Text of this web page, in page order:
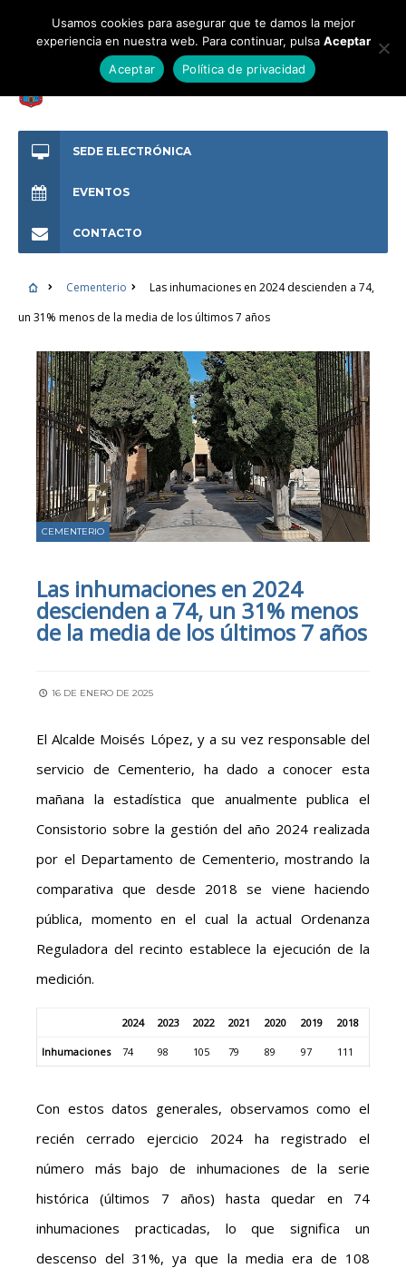
SEDE ELECTRÓNICA
EVENTOS
CONTACTO
Cementerio
Las inhumaciones en 2024 descienden a 74,
un 31% menos de la media de los últimos 7 años
CEMENTERIO
Las inhumaciones en 2024
descienden a 74, un 31% menos
de la media de los últimos 7 años
16 DE ENERO DE 2025
El Alcalde Moisés López, y a su vez responsable del
servicio de Cementerio, ha dado a conocer esta
mañana la estadística que anualmente publica el
Consistorio sobre la gestión del año 2024 realizada
por el Departamento de Cementerio, mostrando la
comparativa que desde 2018 se viene haciendo
pública, momento en el cual la actual Ordenanza
Reguladora del recinto establece la ejecución de la
medición.
2024 2023 2022 2021 2020 2019 2018
Inhumaciones 74 98 105 79 89 97 111
Con estos datos generales, observamos como el
recién cerrado ejercicio 2024 ha registrado el
número más bajo de inhumaciones de la serie
histórica (últimos 7 años) hasta quedar en 74
inhumaciones practicadas, lo que significa un
descenso del 31%, ya que la media era de 108
Usamos cookies para asegurar que te damos la mejor
experiencia en nuestra web. Para continuar, pulsa Aceptar
Aceptar
Política de privacidad